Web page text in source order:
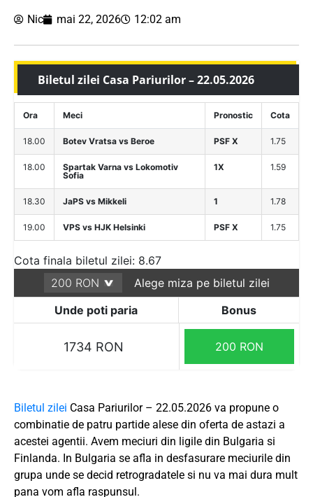
Nic mai 22, 2026 12:02 am
Biletul zilei Casa Pariurilor – 22.05.2026
Ora Meci Pronostic Cota
18.00 Botev Vratsa vs Beroe PSF X 1.75
18.00
Spartak Varna vs Lokomotiv
Sofia
1X 1.59
18.30 JaPS vs Mikkeli 1 1.78
19.00 VPS vs HJK Helsinki PSF X 1.75
Cota finala biletul zilei: 8.67
Alege miza pe biletul zilei
Unde poti paria
Bonus
1734 RON 200 RON
Biletul zilei Casa Pariurilor – 22.05.2026 va propune o
combinatie de patru partide alese din oferta de astazi a
acestei agentii. Avem meciuri din ligile din Bulgaria si
Finlanda. In Bulgaria se afla in desfasurare meciurile din
grupa unde se decid retrogradatele si nu va mai dura mult
pana vom afla raspunsul.